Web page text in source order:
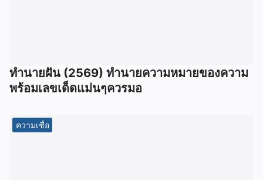
ทํานายฝัน (2569) ทํานายความหมายของความ
พร้อมเลขเด็ดแม่นๆควรมอ
ความเชื่อ